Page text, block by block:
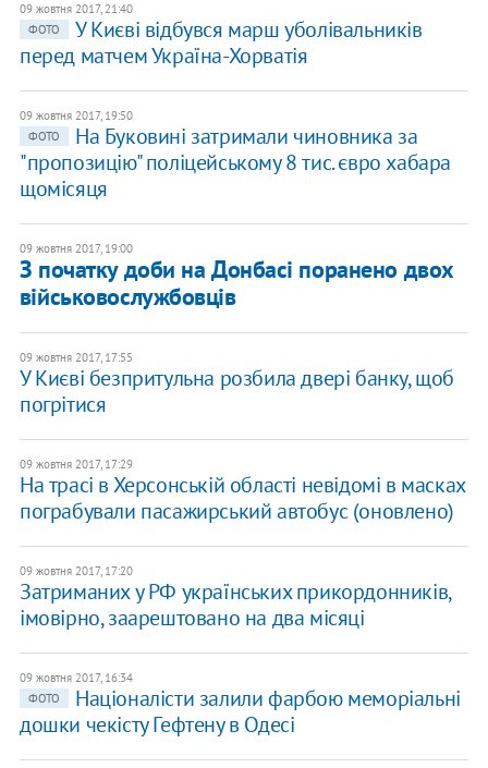
09 жовтня 2017, 21:40
ФОТО
У Києві відбувся марш уболівальників
перед матчем Україна-Хорватія
09 жовтня 2017, 19:50
ФОТО
​На Буковині затримали чиновника за
"пропозицію" поліцейському 8 тис. євро хабара
щомісяця
09 жовтня 2017, 19:00
З початку доби на Донбасі поранено двох
військовослужбовців
09 жовтня 2017, 17:55
У Києві безпритульна розбила двері банку, щоб
погрітися
09 жовтня 2017, 17:29
На трасі в Херсонській області невідомі в масках
пограбували пасажирський автобус (оновлено)
09 жовтня 2017, 17:20
Затриманих у РФ українських прикордонників,
імовірно, заарештовано на два місяці
09 жовтня 2017, 16:34
ФОТО
Націоналісти залили фарбою меморіальні
дошки чекісту Гефтену в Одесі